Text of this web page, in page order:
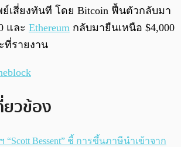
เสี่ยงทันที โดย Bitcoin ฟื้นตัวกลับมา
และ Ethereum กลับมายืนเหนือ $4,000
ที่รายงาน
วข้อง
Bessent” ชี้ การขึ้นภาษีนำเข้าจาก